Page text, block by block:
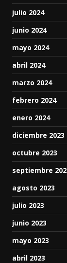
julio 2024
junio 2024
mayo 2024
abril 2024
marzo 2024
febrero 2024
enero 2024
diciembre 2023
octubre 2023
septiembre
agosto 2023
julio 2023
junio 2023
mayo 2023
abril 2023